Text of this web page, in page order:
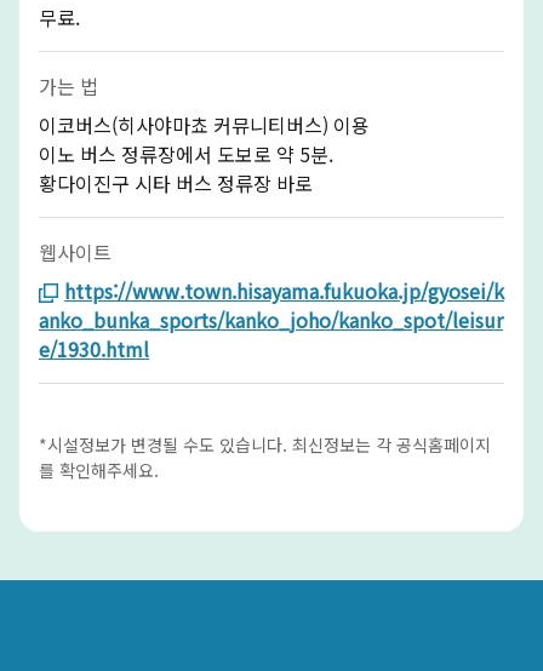
무료.
가는 법
이코버스(히사야마쵸 커뮤니티버스) 이용
이노 버스 정류장에서 도보로 약 5분.
황다이진구 시타 버스 정류장 바로
웹사이트
https://www.town.hisayama.fukuoka.jp/gyosei/k
anko_bunka_sports/kanko_joho/kanko_spot/leisur
e/1930.html
*시설정보가 변경될 수도 있습니다. 최신정보는 각 공식홈페이지
를 확인해주세요.